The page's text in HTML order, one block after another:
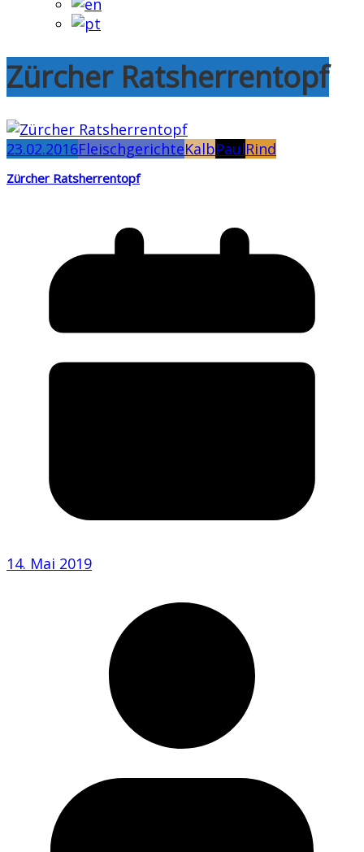
Zürcher Ratsherrentopf
23.02.2016FleischgerichteKalbPaulRind
Zürcher Ratsherrentopf
14. Mai 2019